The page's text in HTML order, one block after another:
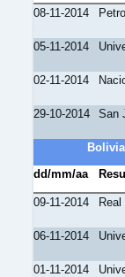
08-11-2014
05-11-2014
02-11-2014
29-10-2014 San
dd/mm/aa
09-11-2014
06-11-2014
01-11-2014